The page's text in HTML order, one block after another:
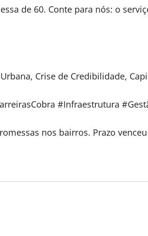
de 60. Conte para nós: o
Crise de Credibilidade,
#Infraestrutura
nos bairros. Prazo